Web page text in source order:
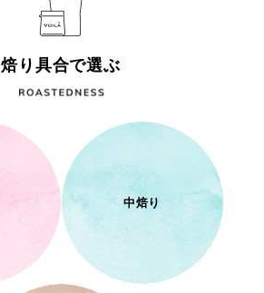
焙り具合で選ぶ
中焙り